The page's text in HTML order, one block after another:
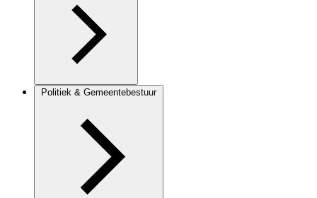
Politiek & Gemeentebestuur